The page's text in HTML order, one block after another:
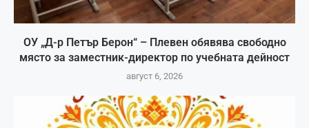
ОУ „Д-р Петър Берон“ – Плевен обявява свободно
място за заместник-директор по учебната дейност
август 6, 2026